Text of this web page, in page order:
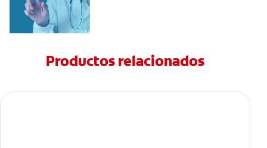
Productos relacionados